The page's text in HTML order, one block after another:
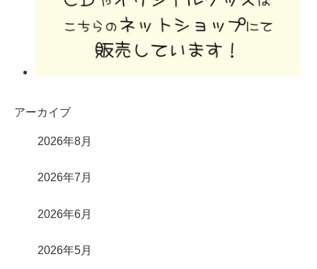
アーカイブ
2026年8月
2026年7月
2026年6月
2026年5月